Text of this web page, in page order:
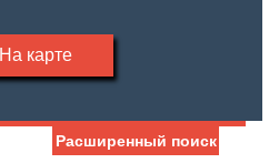
На карте
Жилая площадь
Расширенный поиск